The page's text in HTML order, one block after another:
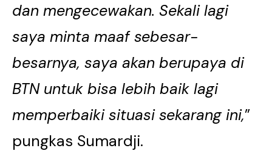
dan mengecewakan. Sekali lagi
saya minta maaf sebesar-
besarnya, saya akan berupaya di
BTN untuk bisa lebih baik lagi
memperbaiki situasi sekarang ini,”
pungkas Sumardji.